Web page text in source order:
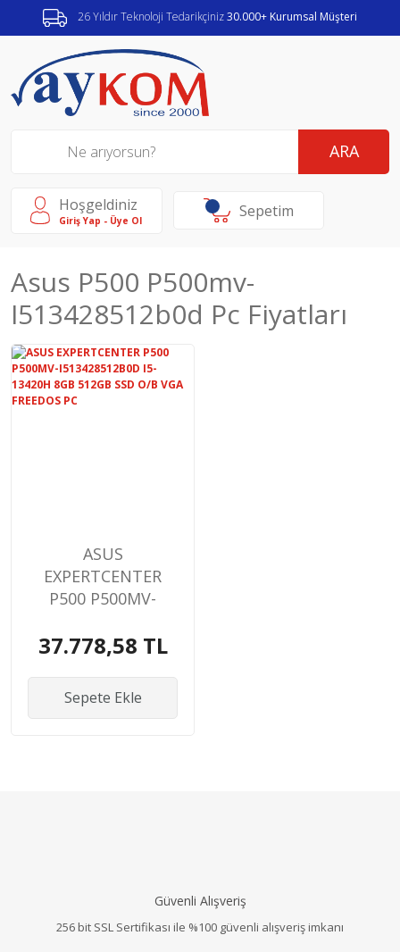
26 Yıldır Teknoloji Tedarikçiniz30.000+ Kurumsal Müşteri
ARA
Hoşgeldiniz
Giriş Yap - Üye Ol Sepetim
Asus P500 P500mv-
I513428512b0d Pc Fiyatları
ASUS
EXPERTCENTER
P500 P500MV-
13420H 8GB 512GB
FREEDOS PC
37.778,58 TL
Sepete Ekle
Güvenli Alışveriş
256 bit SSL Sertifikası ile %100 güvenli alışveriş imkanı